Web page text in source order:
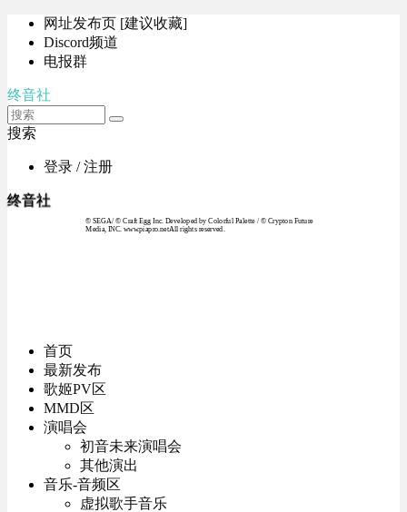
网址发布页 [建议收藏]
Discord频道
电报群
终音社
搜索
登录 / 注册
终音社
© SEGA / © Craft Egg Inc. Developed by Colorful Palette / © Crypton Future
Media, INC. www.piapro.netAll rights reserved.
首页
最新发布
歌姬PV区
MMD区
演唱会
初音未来演唱会
其他演出
音乐-音频区
虚拟歌手音乐